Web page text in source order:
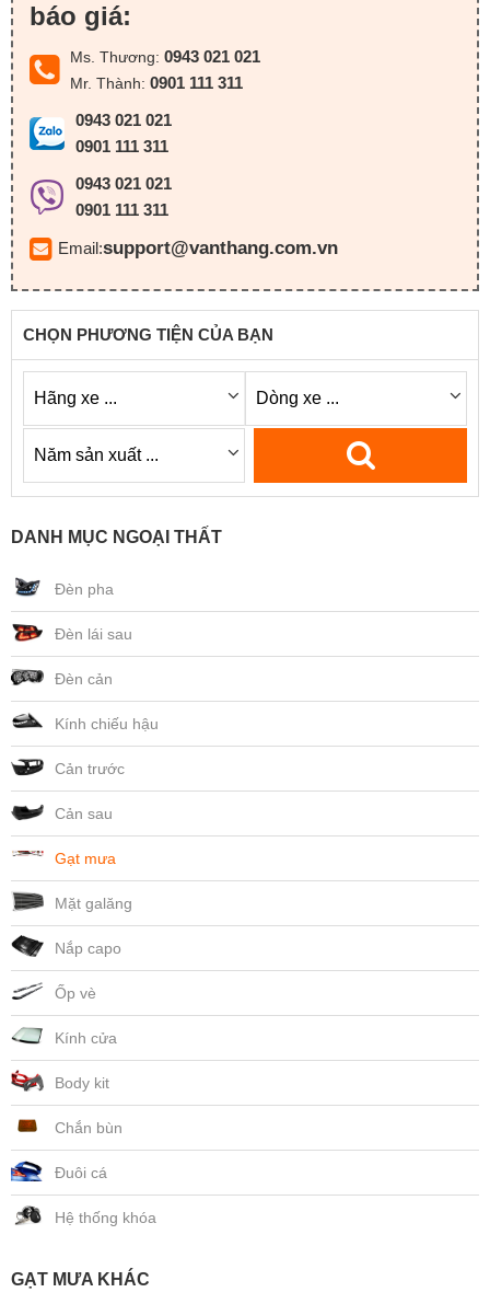
báo giá:
Ms. Thương: 0943 021 021
Mr. Thành: 0901 111 311
0943 021 021
0901 111 311
0943 021 021
0901 111 311
Email:support@vanthang.com.vn
CHỌN PHƯƠNG TIỆN CỦA BẠN
DANH MỤC NGOẠI THẤT
Đèn pha
Đèn lái sau
Đèn cản
Kính chiếu hậu
Cản trước
Cản sau
Gạt mưa
Mặt galăng
Nắp capo
Ốp vè
Kính cửa
Body kit
Chắn bùn
Đuôi cá
Hệ thống khóa
GẠT MƯA KHÁC